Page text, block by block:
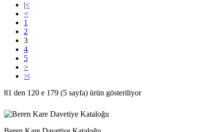
|<
<
1
2
3
4
5
>
>|
81 den 120 e 179 (5 sayfa) ürün gösteriliyor